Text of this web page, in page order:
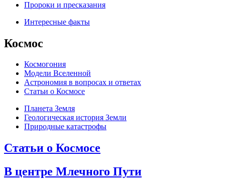
Пророки и пресказания
Интересные факты
Космос
Космогония
Модели Вселенной
Астрономия в вопросах и ответах
Cтатьи о Космосе
Планета Земля
Геологическая история Земли
Природные катастрофы
Статьи о Космосе
В центре Млечного Пути